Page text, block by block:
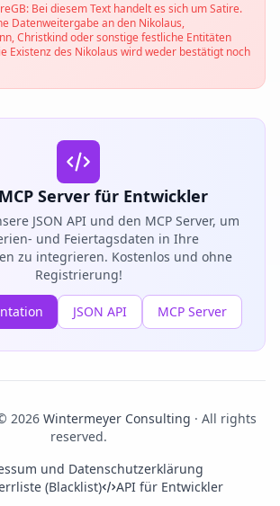
Bei diesem Text handelt es sich um Satire.
Datenweitergabe an den Nikolaus,
Christkind oder sonstige festliche Entitäten
Existenz des Nikolaus wird weder bestätigt noch
Server für Entwickler
JSON API und den MCP Server, um
und Feiertagsdaten in Ihre
zu integrieren. Kostenlos und ohne
Registrierung!
JSON API MCP Server
2026 Wintermeyer Consulting · All rights
reserved.
und Datenschutzerklärung
(Blacklist)
API für Entwickler